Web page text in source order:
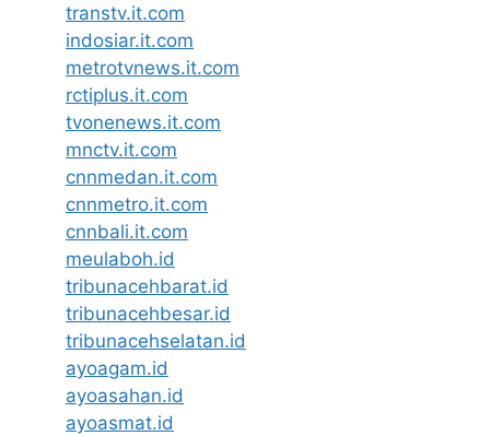
transtv.it.com
indosiar.it.com
metrotvnews.it.com
rctiplus.it.com
tvonenews.it.com
mnctv.it.com
cnnmedan.it.com
cnnmetro.it.com
cnnbali.it.com
meulaboh.id
tribunacehbarat.id
tribunacehbesar.id
tribunacehselatan.id
ayoagam.id
ayoasahan.id
ayoasmat.id